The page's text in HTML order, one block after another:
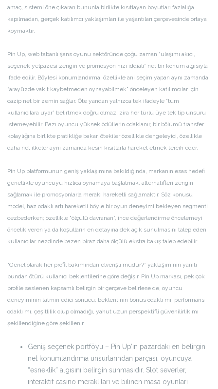
amaç, sistemi öne çıkaran bununla birlikte kısıtlayan boyutları fazlalığa
kapılmadan, gerçek katılımcı yaklaşımları ile yaşantıları çerçevesinde ortaya
koymaktır.
Pin Up, web tabanlı şans oyunu sektöründe çoğu zaman “ulaşımı akıcı,
seçenek yelpazesi zengin ve promosyon hızı iddialı” net bir konum algısıyla
ifade edilir. Böylesi konumlandırma, özellikle ani seçim yapan aynı zamanda
“arayüzde vakit kaybetmeden oynayabilmek” önceleyen katılımcılar için
cazip net bir zemin sağlar. Öte yandan yalnızca tek ifadeyle “tüm
kullanıcılara uyar” belirtmek doğru olmaz; zira her türlü üye tek tip unsuru
istemeyebilir. Bazı oyuncu yüksek ödüllerin odaklanır, bir bölümü transfer
kolaylığına birlikte pratikliğe bakar, ötekiler özellikle dengeleyici, özellikle
daha net ilkeler aynı zamanda kesin kısıtlarla hareket etmek tercih eder.
Pin Up platformunun geniş yaklaşımına bakıldığında, markanın esas hedefi
genellikle oyuncuyu hızlıca oynamaya başlatmak, alternatifleri zengin
sağlamak ile promosyonlarla merakı hareketli sağlamaktır. Söz konusu
model, haz odaklı artı hareketli böyle bir oyun deneyimi bekleyen segmenti
cezbederken; özellikle “ölçülü davranan”, ince değerlendirme öncelemeyi
öncelik veren ya da koşulların en detayına dek açık sunulmasını talep eden
kullanıcılar nezdinde bazen biraz daha ölçülü ekstra bakış talep edebilir.
“Genel olarak her profil bakımından elverişli mudur?” yaklaşımının yanıtı
bundan ötürü kullanıcı beklentilerine göre değişir. Pin Up markası, pek çok
profile seslenen kapsamlı belirgin bir çerçeve belirlese de, oyuncu
deneyiminin tatmin edici sonucu; beklentinin bonus odaklı mı, performans
odaklı mı, çeşitlilik olup olmadığı, yahut uzun perspektifli güvenilirlik mı
şekillendiğine göre şekillenir.
Geniş seçenek portföyü – Pin Up’ın pazardaki en belirgin
net konumlandırma unsurlarından parçası, oyuncuya
“esneklik” algısını belirgin sunmasıdır. Slot severler,
interaktif casino meraklıları ve bilinen masa oyunları